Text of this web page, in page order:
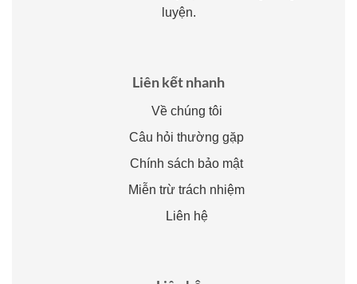
luyện.
Liên kết nhanh
Về chúng tôi
Câu hỏi thường gặp
Chính sách bảo mật
Miễn trừ trách nhiệm
Liên hệ